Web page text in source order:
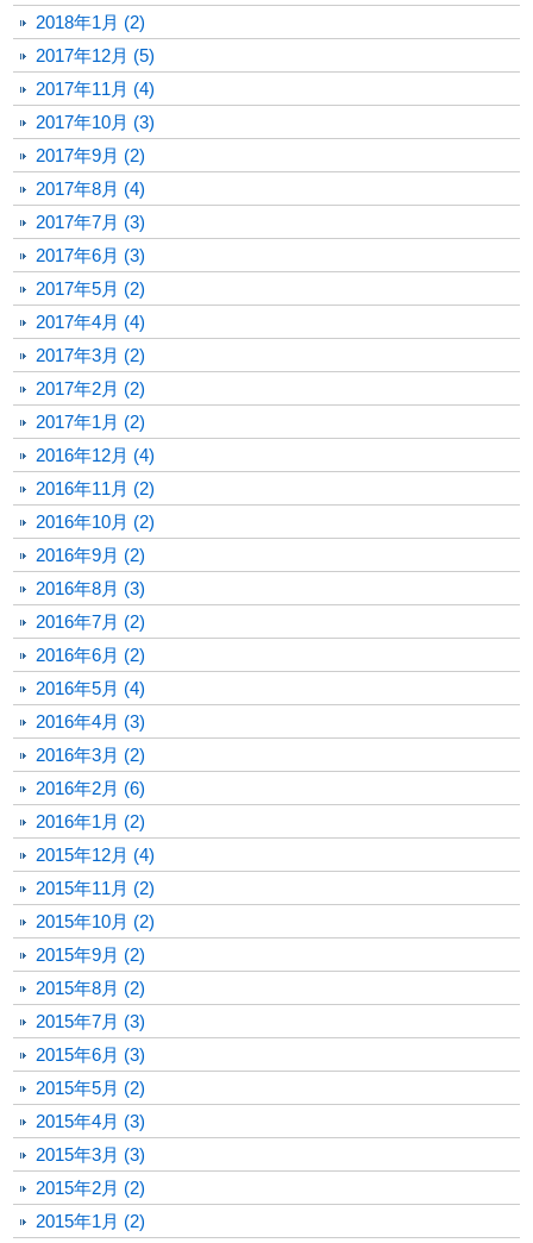
2018年1月 (2)
2017年12月 (5)
2017年11月 (4)
2017年10月 (3)
2017年9月 (2)
2017年8月 (4)
2017年7月 (3)
2017年6月 (3)
2017年5月 (2)
2017年4月 (4)
2017年3月 (2)
2017年2月 (2)
2017年1月 (2)
2016年12月 (4)
2016年11月 (2)
2016年10月 (2)
2016年9月 (2)
2016年8月 (3)
2016年7月 (2)
2016年6月 (2)
2016年5月 (4)
2016年4月 (3)
2016年3月 (2)
2016年2月 (6)
2016年1月 (2)
2015年12月 (4)
2015年11月 (2)
2015年10月 (2)
2015年9月 (2)
2015年8月 (2)
2015年7月 (3)
2015年6月 (3)
2015年5月 (2)
2015年4月 (3)
2015年3月 (3)
2015年2月 (2)
2015年1月 (2)